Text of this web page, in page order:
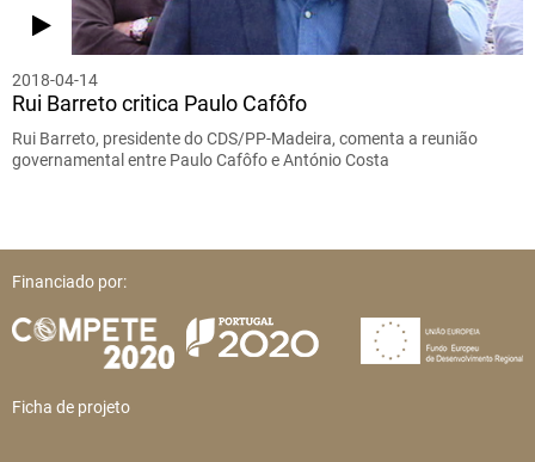
2018-04-14
Rui Barreto critica Paulo Cafôfo
Rui Barreto, presidente do CDS/PP-Madeira, comenta a reunião
governamental entre Paulo Cafôfo e António Costa
Financiado por:
Ficha de projeto